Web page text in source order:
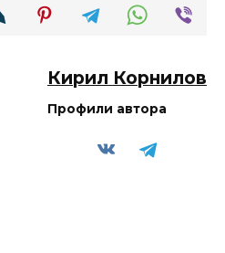
Кирил Корнилов
Профили автора